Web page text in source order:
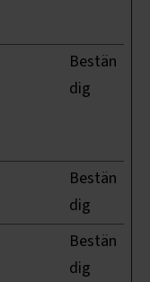
Bestän
dig
Bestän
dig
Bestän
dig